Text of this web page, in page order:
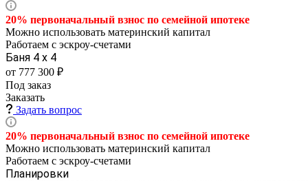
20% первоначальный взнос по семейной ипотеке
Можно использовать материнский капитал
Работаем с эскроу-счетами
Баня 4 х 4
от 777 300 ₽
Под заказ
Заказать
Задать вопрос
20% первоначальный взнос по семейной ипотеке
Можно использовать материнский капитал
Работаем с эскроу-счетами
Планировки